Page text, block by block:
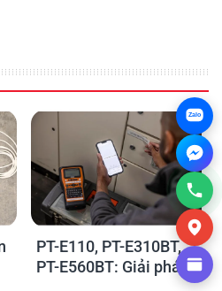
PT-E110, PT-E310BT,
PT-E560BT: Giải pháp
in nhãn cầm tay công
Zalo